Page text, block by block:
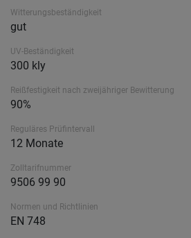
Witterungsbeständigkeit
gut
UV-Beständigkeit
300 kly
Reißfestigkeit nach zweijähriger Bewitterung
90%
Reguläres Prüfintervall
12 Monate
Zolltarifnummer
9506 99 90
Normen und Richtlinien
EN 748